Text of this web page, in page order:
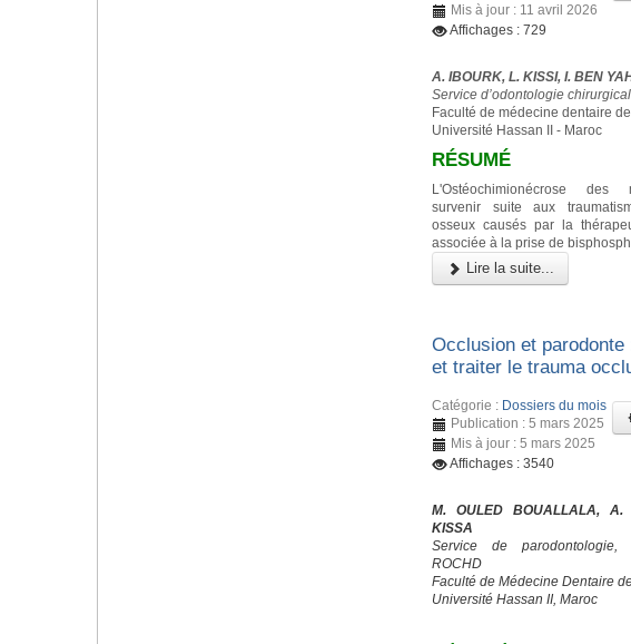
Mis à jour : 11 avril 2026
Affichages : 729
A. IBOURK, L. KISSI, I. BEN
Service d’odontologie
Faculté de médecine dentaire de
Université Hassan II - Maroc
RÉSUMÉ
L'Ostéochimionécrose des
survenir suite aux
osseux causés par la
associée à la prise de
Lire la suite...
Occlusion et parodonte
et traiter le trauma
Catégorie : Dossiers du mois
Publication : 5 mars 2025
Mis à jour : 5 mars 2025
Affichages : 3540
M. OULED BOUALLALA,
KISSA
Service de parodontologie,
ROCHD
Faculté de Médecine Dentaire
Université Hassan II, Maroc